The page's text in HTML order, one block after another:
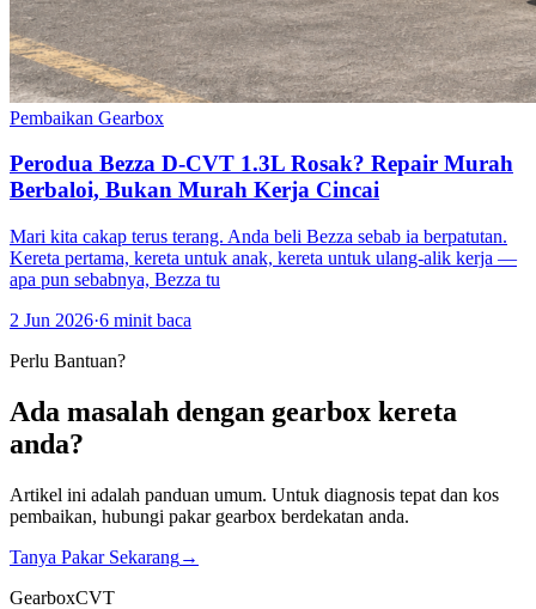
Pembaikan Gearbox
Perodua Bezza D-CVT 1.3L Rosak? Repair Murah
Berbaloi, Bukan Murah Kerja Cincai
Mari kita cakap terus terang. Anda beli Bezza sebab ia berpatutan.
Kereta pertama, kereta untuk anak, kereta untuk ulang-alik kerja —
apa pun sebabnya, Bezza tu
2 Jun 2026·6 minit baca
Perlu Bantuan?
Ada masalah dengan gearbox kereta
anda?
Artikel ini adalah panduan umum. Untuk diagnosis tepat dan kos
pembaikan, hubungi pakar gearbox berdekatan anda.
Tanya Pakar Sekarang→
GearboxCVT